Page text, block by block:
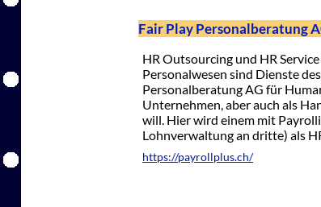
Fair Play Personalberatung
HR Outsourcing und HR
Personalwesen sind Dienste
Personalberatung AG für
Unternehmen, aber auch als
will. Hier wird einem mit
Lohnverwaltung an dritte) als
https://payrollplus.ch/